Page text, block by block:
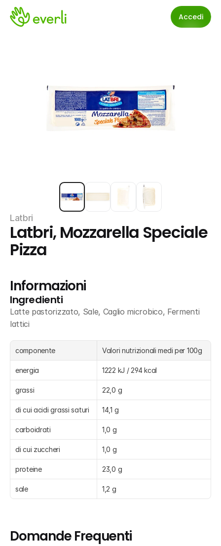
Accedi
Latbri
Latbri, Mozzarella Speciale
Pizza
Informazioni
Ingredienti
Latte pastorizzato, Sale, Caglio microbico, Fermenti
lattici
componente Valori nutrizionali medi per 100g
energia 1222 kJ / 294 kcal
grassi 22,0 g
di cui acidi grassi saturi 14,1 g
carboidrati 1,0 g
di cui zuccheri 1,0 g
proteine 23,0 g
sale 1,2 g
Domande Frequenti